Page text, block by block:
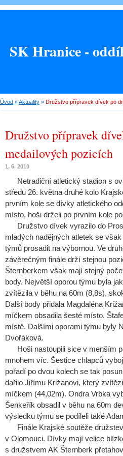
SK Hranice -
Úvod »Aktuality » Družstvo přípravek dívek po
Družstvo přípravek
medailových pozicích
1. 6. 2010
Netradiční atletický stadion s
středu 26. května druhé kolo
prvním kole se dívky atletického
místo, hoši drželi po prvním kole
Družstvo dívek vyrazilo do
mladých nadějných atletek se
týmů prosadit na výbornou. Ve
závěrečným finále drží stejnou
Šternberkem však mají stejný
body. Největší oporou týmu byla
zvítězila v běhu na 60m (8,8s),
Další body přidala Magdaléna
míčkem obsadila šesté místo.
místě. Dalšími oporami týmu byly
Dvořáková.
Hoši nastoupili sice v menším
mnohem víc. Šestice chlapců
pořadí po dvou kolech se tak
dařilo Jiřímu Križanovi, který
míčkem (44,02m). Ondra Vrbka
Šenkeřík obsadil v běhu na 60m
výsledku týmu se podíleli také
Finále Krajské soutěže
v Olomouci. Dívky mají velice
s družstvem AK Šternberk